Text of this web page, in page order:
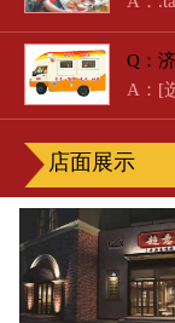
Q：
店面展示